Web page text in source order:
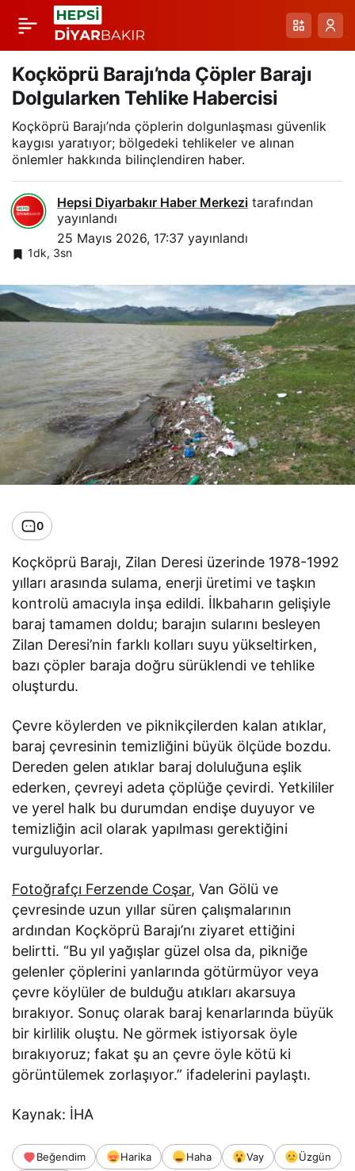
Koçköprü Barajı’nda Çöpler Barajı
Dolgularken Tehlike Habercisi
Koçköprü Barajı’nda çöplerin dolgunlaşması güvenlik
kaygısı yaratıyor; bölgedeki tehlikeler ve alınan
önlemler hakkında bilinçlendiren haber.
Hepsi Diyarbakır Haber Merkezi tarafından
yayınlandı
25 Mayıs 2026, 17:37 yayınlandı
1dk, 3sn
0
Koçköprü Barajı, Zilan Deresi üzerinde 1978-1992
yılları arasında sulama, enerji üretimi ve taşkın
kontrolü amacıyla inşa edildi. İlkbaharın gelişiyle
baraj tamamen doldu; barajın sularını besleyen
Zilan Deresi’nin farklı kolları suyu yükseltirken,
bazı çöpler baraja doğru sürüklendi ve tehlike
oluşturdu.
Çevre köylerden ve piknikçilerden kalan atıklar,
baraj çevresinin temizliğini büyük ölçüde bozdu.
Dereden gelen atıklar baraj doluluğuna eşlik
ederken, çevreyi adeta çöplüğe çevirdi. Yetkililer
ve yerel halk bu durumdan endişe duyuyor ve
temizliğin acil olarak yapılması gerektiğini
vurguluyorlar.
Fotoğrafçı Ferzende Coşar, Van Gölü ve
çevresinde uzun yıllar süren çalışmalarının
ardından Koçköprü Barajı’nı ziyaret ettiğini
belirtti. “Bu yıl yağışlar güzel olsa da, pikniğe
gelenler çöplerini yanlarında götürmüyor veya
çevre köylüler de bulduğu atıkları akarsuya
bırakıyor. Sonuç olarak baraj kenarlarında büyük
bir kirlilik oluştu. Ne görmek istiyorsak öyle
bırakıyoruz; fakat şu an çevre öyle kötü ki
görüntülemek zorlaşıyor.” ifadelerini paylaştı.
Kaynak: İHA
Beğendim Harika Haha Vay
Üzgün
Akçay Köyü Baraj
Taşkını: Evler ve İş
Yerleri Su Altında
Kaldı
Paylaş